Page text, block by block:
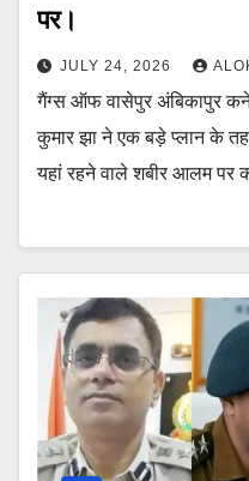
पर।
JULY 24, 2026
गैंग्स ऑफ वासेपुर अंबिकापुर
कुमार झा ने एक बड़े प्लान के
यहां रहने वाले शबीर आलम